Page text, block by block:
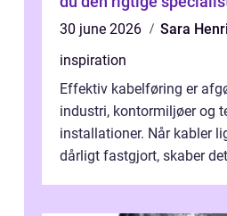
30 june 2026
Sara
inspiration
Effektiv kabelføring er
industri, kontormiljøer og
installationer. Når kabler
dårligt fastgjort, skaber